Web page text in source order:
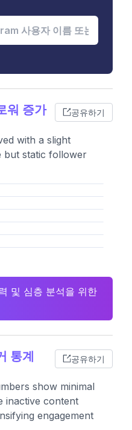
워 증가 공유하기
with a slight
but static follower
및 심층 분석을 위한
통계 공유하기
show minimal
inactive content
engagement